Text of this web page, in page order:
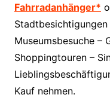
Fahrradanhänger*
Museumsbesuche –
Shoppingtouren –
Kauf nehmen.